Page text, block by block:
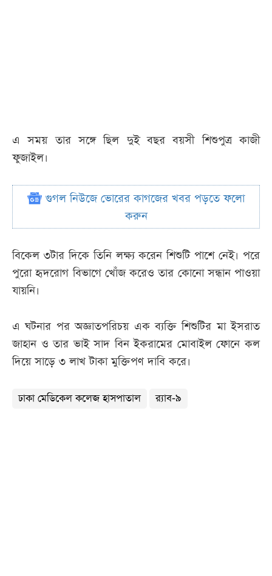
এ সময় তার সঙ্গে ছিল দুই বছর বয়সী শিশুপুত্র কাজী
ফুজাইল।
গুগল নিউজে ভোরের কাগজের খবর পড়তে ফলো
করুন
বিকেল ৩টার দিকে তিনি লক্ষ্য করেন শিশুটি পাশে নেই। পরে
পুরো হৃদরোগ বিভাগে খোঁজ করেও তার কোনো সন্ধান পাওয়া
যায়নি।
এ ঘটনার পর অজ্ঞাতপরিচয় এক ব্যক্তি শিশুটির মা ইসরাত
জাহান ও তার ভাই সাদ বিন ইকরামের মোবাইল ফোনে কল
দিয়ে সাড়ে ৩ লাখ টাকা মুক্তিপণ দাবি করে।
ঢাকা মেডিকেল কলেজ হাসপাতাল র‌্যাব-৯